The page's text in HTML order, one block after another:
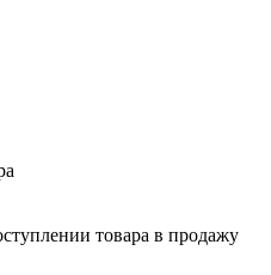
товара в продажу